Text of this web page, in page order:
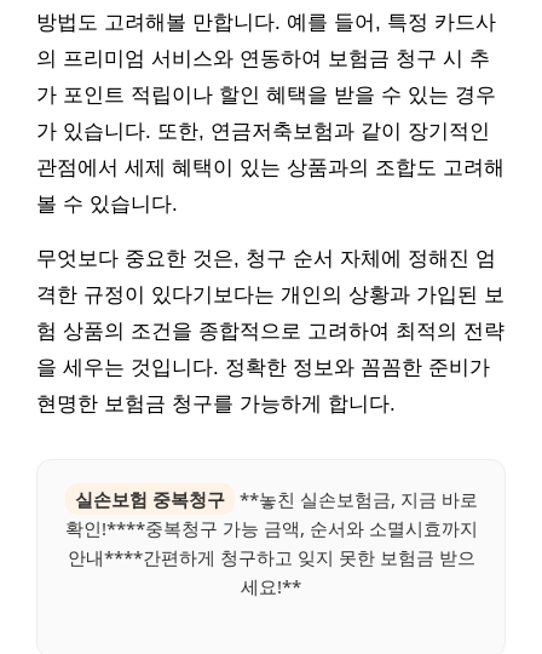
방법도 고려해볼 만합니다. 예를 들어, 특정 카드사
의 프리미엄 서비스와 연동하여 보험금 청구 시 추
가 포인트 적립이나 할인 혜택을 받을 수 있는 경우
가 있습니다. 또한, 연금저축보험과 같이 장기적인
관점에서 세제 혜택이 있는 상품과의 조합도 고려해
볼 수 있습니다.
무엇보다 중요한 것은, 청구 순서 자체에 정해진 엄
격한 규정이 있다기보다는 개인의 상황과 가입된 보
험 상품의 조건을 종합적으로 고려하여 최적의 전략
을 세우는 것입니다. 정확한 정보와 꼼꼼한 준비가
현명한 보험금 청구를 가능하게 합니다.
실손보험 중복청구
**놓친 실손보험금, 지금 바로
확인!****중복청구 가능 금액, 순서와 소멸시효까지
안내****간편하게 청구하고 잊지 못한 보험금 받으
세요!**